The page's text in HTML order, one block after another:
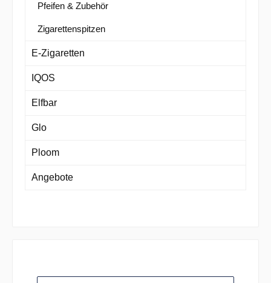
Pfeifen & Zubehör
Zigarettenspitzen
E-Zigaretten
IQOS
Elfbar
Glo
Ploom
Angebote